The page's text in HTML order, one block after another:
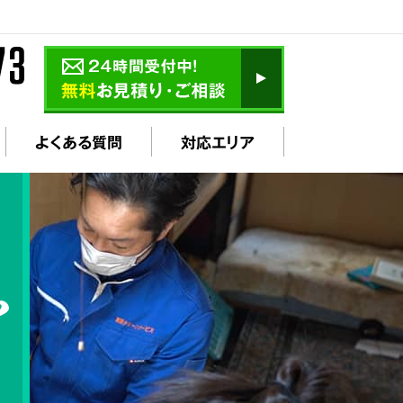
よくある質問 対応エリア